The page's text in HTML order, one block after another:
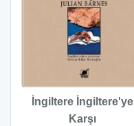
İngiltere İngiltere'ye
Karşı